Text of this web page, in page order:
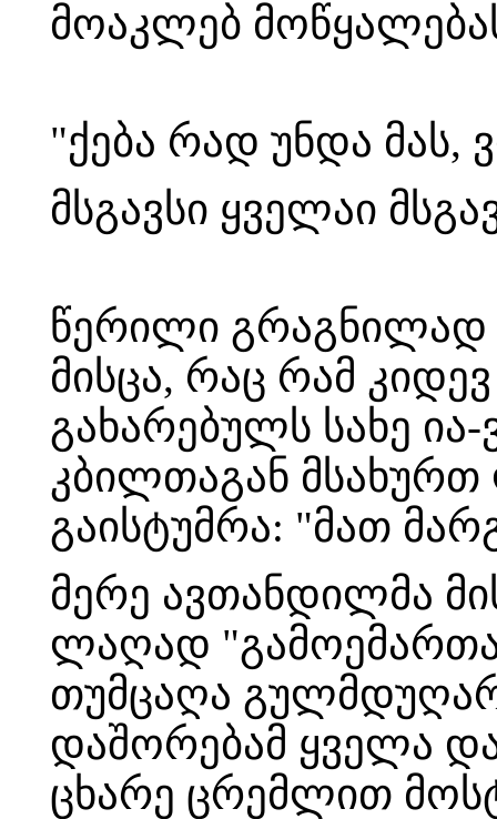
მოაკლებ
"ქება რად უნდა მას,
მსგავსი ყველაი
წერილი გრაგნილად
მისცა, რაც რამ
გახარებულს სახე
კბილთაგან
გაისტუმრა: "მათ
მერე ავთანდილმა
ლაღად "გამოემართა
თუმცაღა
დაშორებამ ყველა
ცხარე ცრემლით